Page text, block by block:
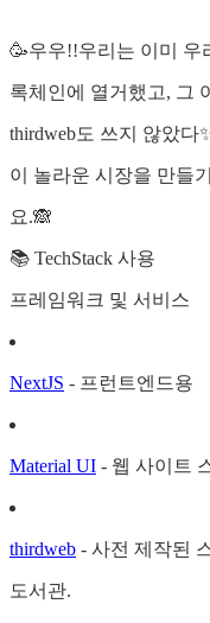
🥳우우!!우리는 이미 우
록체인에 열거했고, 그
thirdweb도 쓰지 않았다
이 놀라운 시장을 만들
요.🙈
📚 TechStack 사용
프레임워크 및 서비스
NextJS - 프런트엔드용
Material UI - 웹 사이트
thirdweb - 사전 제작된
도서관.